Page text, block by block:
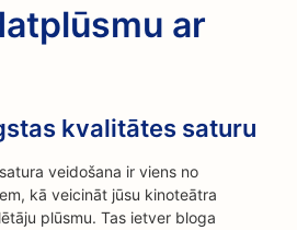
ar
kvalitātes saturu
veidošana ir viens no
kā veicināt jūsu kinoteātra
plūsmu. Tas ietver bloga